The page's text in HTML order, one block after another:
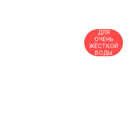
ДЛЯ
ОЧЕНЬ
ЖЁСТКОЙ
ВОДЫ